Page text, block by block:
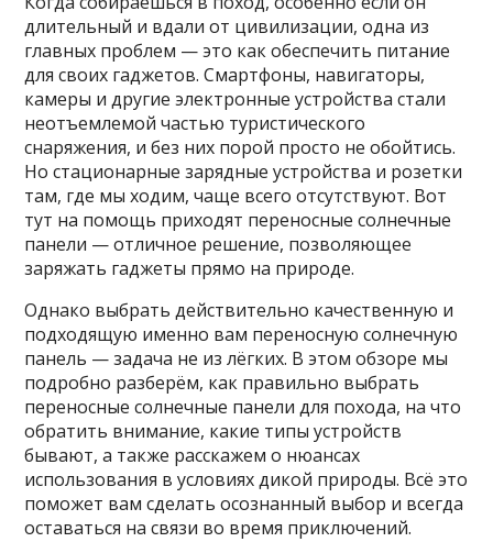
длительный и вдали от цивилизации, одна из
главных проблем — это как обеспечить питание
для своих гаджетов. Смартфоны, навигаторы,
камеры и другие электронные устройства стали
неотъемлемой частью туристического
снаряжения, и без них порой просто не обойтись.
Но стационарные зарядные устройства и розетки
там, где мы ходим, чаще всего отсутствуют. Вот
тут на помощь приходят переносные солнечные
панели — отличное решение, позволяющее
заряжать гаджеты прямо на природе.
Однако выбрать действительно качественную и
подходящую именно вам переносную солнечную
панель — задача не из лёгких. В этом обзоре мы
подробно разберём, как правильно выбрать
переносные солнечные панели для похода, на что
обратить внимание, какие типы устройств
бывают, а также расскажем о нюансах
использования в условиях дикой природы. Всё это
поможет вам сделать осознанный выбор и всегда
оставаться на связи во время приключений.